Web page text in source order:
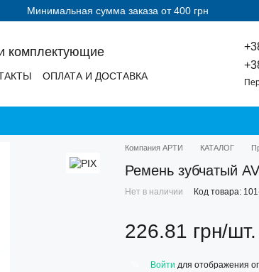
Минимальная сумма заказа от 400 грн
комплектующие
ОПЛАТА И ДОСТАВКА
Компания АРТИ КАТАЛОГ
Ремень зубчатый
Нет в наличии Код товара:
226.81 грн/шт.
Войти для отображения